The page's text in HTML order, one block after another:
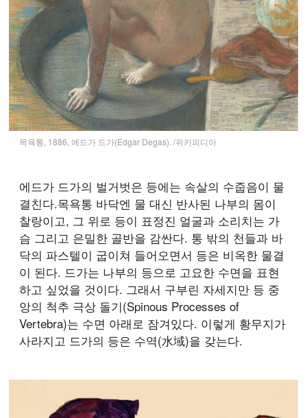
목욕통, 1886, 에드가 드가(Edgar Degas). /위키피디아
에드가 드가의 벌거벗은 등에는 속살의 수줍음이 물
결친다.목욕통 바닥엔 물 대신 반사된 나부의 몸이
찰랑이고, 그 위로 등이 표정진 얼굴과 소리치는 가
슴 그리고 은밀한 골반을 감싼다. 통 밖의 천들과 바
닥의 파스텔이 굽이쳐 들어오면서 등은 비옥한 물결
이 된다. 드가는 나부의 등으로 고요한 수면을 표현
하고 싶었을 것이다. 그래서 구부린 자세지만 등 중
앙의 척추 극상 돌기(Spinous Processes of
Vertebra)는 수면 아래로 잠겨있다. 이렇게 황무지가
사라지고 드가의 등은 수역(水域)을 갖는다.